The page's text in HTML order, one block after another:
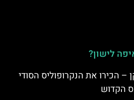
לישון?
– הכירו את הנקרופוליס הסודי
הקדוש